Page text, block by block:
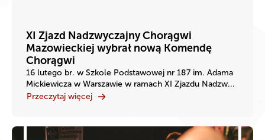
XI Zjazd Nadzwyczajny Chorągwi
Mazowieckiej wybrał nową Komendę
Chorągwi
16 lutego br. w Szkole Podstawowej nr 187 im. Adama
Mickiewicza w Warszawie w ramach XI Zjazdu Nadzw...
Przeczytaj więcej